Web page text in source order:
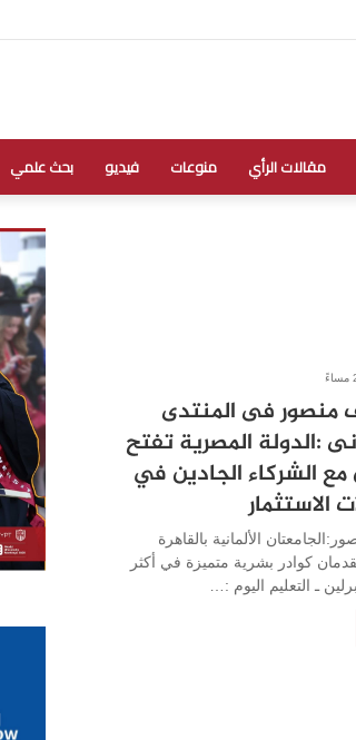
مقالات الرأي منوعات فيديو بحث علمي
منصور فى المنتدى
:الدولة المصرية تفتح
مع الشركاء الجادين في
الاستثمار
الألمانية بالقاهرة
تقدمان كوادر بشرية متميزة في أكثر
ـ التعليم اليوم :…